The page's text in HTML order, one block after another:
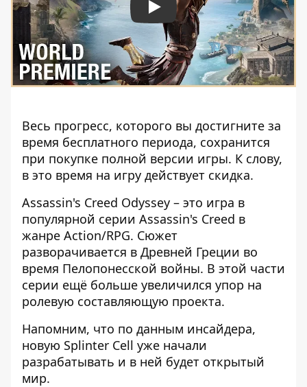
Play
Весь прогресс, которого вы достигните за
время бесплатного периода, сохранится
при покупке полной версии игры. К слову,
в это время на игру действует скидка.
Assassin's Creed Odyssey – это игра в
популярной серии Assassin's Creed в
жанре Action/RPG. Сюжет
разворачивается в Древней Греции во
время Пелопонесской войны. В этой части
серии ещё больше увеличился упор на
ролевую составляющую проекта.
Напомним, что по данным инсайдера,
новую Splinter Cell уже начали
разрабатывать и в ней будет открытый
мир.